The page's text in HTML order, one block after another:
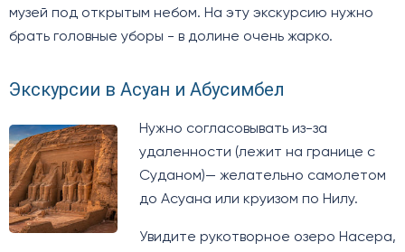
музей под открытым небом. На эту экскурсию нужно
брать головные уборы - в долине очень жарко.
Экскурсии в Асуан и Абусимбел
Нужно согласовывать из-за
удаленности (лежит на границе с
Суданом)— желательно самолетом
до Асуана или круизом по Нилу.
Увидите рукотворное озеро Насера,